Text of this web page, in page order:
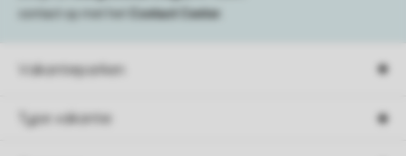
Vakantieparken
Type vakantie
contact op met het
Contact Center